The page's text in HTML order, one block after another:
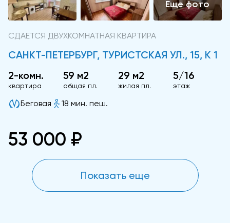
СДАЕТСЯ ДВУХКОМНАТНАЯ КВАРТИРА
САНКТ-ПЕТЕРБУРГ, ТУРИСТСКАЯ УЛ., 15, К 1
2-комн.
квартира
59 м2
общая пл.
29 м2
жилая пл.
5/16
этаж
Беговая 18 мин. пеш.
53 000 ₽
Показать еще